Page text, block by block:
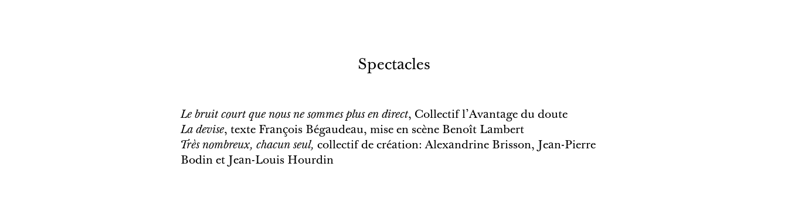
Spectacles
Le bruit court que nous ne sommes plus en direct, Collectif l'Avantage du doute
La devise, texte François Bégaudeau, mise en scène Benoît Lambert
Très nombreux, chacun seul, collectif de création: Alexandrine Brisson, Jean-Pierre
Bodin et Jean-Louis Hourdin